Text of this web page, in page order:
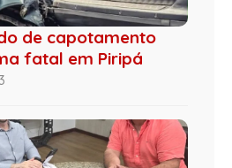
de capotamento
fatal em Piripá